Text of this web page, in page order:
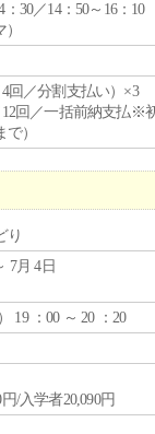
：30／14：50～16：10
4回／分割支払い）×3
12回／一括前納支払※
）
り
7月 4日
） 19 ：00 ～ 20 ：20
/入学者20,090円